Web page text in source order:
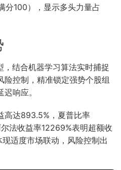
分100），显示多头力量占
结合机器学习算法实时捕捉
控制，精准锁定强势个股组
响应。
高达893.5%，夏普比率
法收益率12269%表明超额收
适度市场联动，风险控制出